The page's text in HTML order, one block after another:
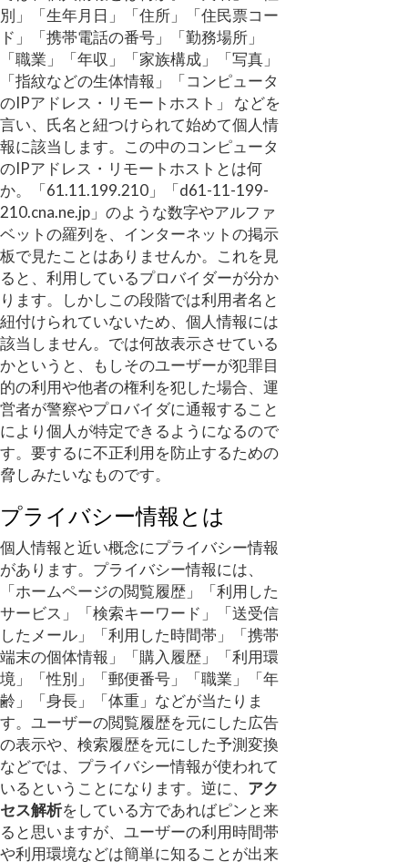
別」「生年月日」「住所」「住民票コー
ド」「携帯電話の番号」「勤務場所」
「職業」「年収」「家族構成」「写真」
「指紋などの生体情報」「コンピュータ
のIPアドレス・リモートホスト」 などを
言い、氏名と紐つけられて始めて個人情
報に該当します。この中のコンピュータ
のIPアドレス・リモートホストとは何
か。「61.11.199.210」「d61-11-199-
210.cna.ne.jp」のような数字やアルファ
ベットの羅列を、インターネットの掲示
板で見たことはありませんか。これを見
ると、利用しているプロバイダーが分か
ります。しかしこの段階では利用者名と
紐付けられていないため、個人情報には
該当しません。では何故表示させている
かというと、もしそのユーザーが犯罪目
的の利用や他者の権利を犯した場合、運
営者が警察やプロバイダに通報すること
により個人が特定できるようになるので
す。要するに不正利用を防止するための
脅しみたいなものです。
プライバシー情報とは
個人情報と近い概念にプライバシー情報
があります。プライバシー情報には、
「ホームページの閲覧履歴」「利用した
サービス」「検索キーワード」「送受信
したメール」「利用した時間帯」「携帯
端末の個体情報」「購入履歴」「利用環
境」「性別」「郵便番号」「職業」「年
齢」「身長」「体重」などが当たりま
す。ユーザーの閲覧履歴を元にした広告
の表示や、検索履歴を元にした予測変換
などでは、プライバシー情報が使われて
いるということになります。逆に、 アク
セス解析をしている方であればピンと来
ると思いますが、ユーザーの利用時間帯
や利用環境などは簡単に知ることが出来